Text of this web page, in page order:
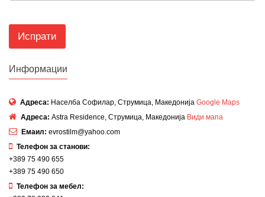
Испрати
Информации
Адреса: Населба Софилар, Струмица, Македонија Google Maps
Адреса: Astra Residence, Струмица, Македонија Види мапа
Емаил: evrostilm@yahoo.com
Телефон за станови:
+389 75 490 655
+389 75 490 650
Телефон за мебел: